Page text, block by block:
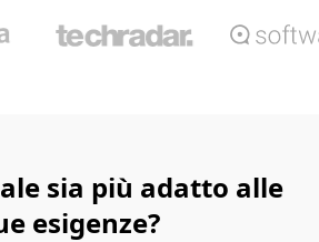
sia più adatto alle
esigenze?